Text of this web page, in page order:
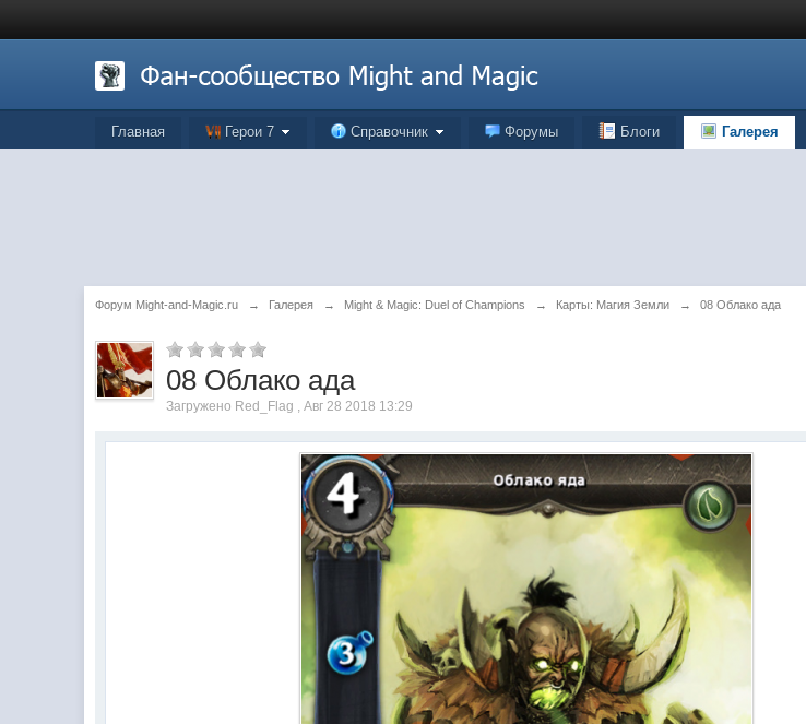
Главная Герои 7 Справочник Форумы Блоги Галерея
Форум Might-and-Magic.ru → Галерея → Might & Magic: Duel of Champions → Карты: Магия Земли → 08 Облако ада
08 Облако ада
Загружено Red_Flag , Авг 28 2018 13:29